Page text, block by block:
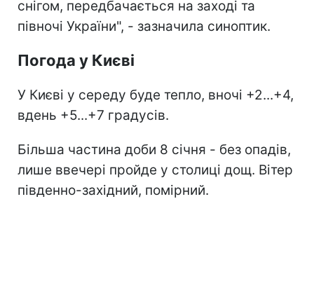
снігом, передбачається на заході та
півночі України", - зазначила синоптик.
Погода у Києві
У Києві у середу буде тепло, вночі +2...+4,
вдень +5...+7 градусів.
Більша частина доби 8 січня - без опадів,
лише ввечері пройде у столиці дощ. Вітер
південно-західний, помірний.